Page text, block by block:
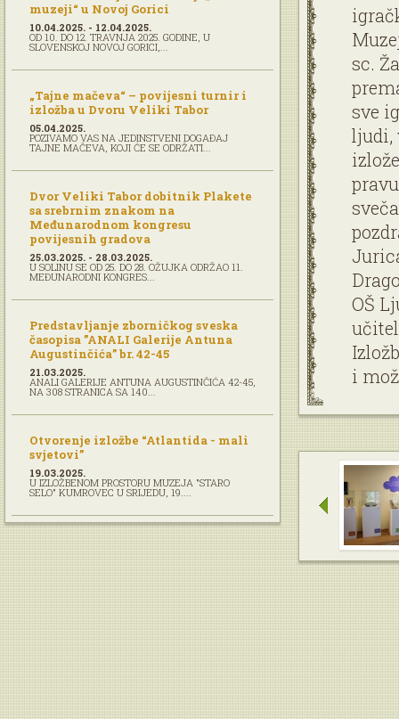
muzeji“ u Novoj Gorici
10.04.2025. - 12.04.2025.
OD 10. DO 12. TRAVNJA 2025. GODINE, U
SLOVENSKOJ NOVOJ GORICI,...
„Tajne mačeva“ – povijesni turnir i
izložba u Dvoru Veliki Tabor
05.04.2025.
POZIVAMO VAS NA JEDINSTVENI DOGAĐAJ
TAJNE MAČEVA, KOJI ĆE SE ODRŽATI...
Dvor Veliki Tabor dobitnik Plakete
sa srebrnim znakom na
Međunarodnom kongresu
povijesnih gradova
25.03.2025. - 28.03.2025.
U SOLINU SE OD 25. DO 28. OŽUJKA ODRŽAO 11.
MEĐUNARODNI KONGRES...
Predstavljanje zborničkog sveska
časopisa ”ANALI Galerije Antuna
Augustinčića” br. 42-45
21.03.2025.
ANALI GALERIJE ANTUNA AUGUSTINČIĆA 42-45,
NA 308 STRANICA SA 140...
Otvorenje izložbe “Atlantida - mali
svjetovi”
19.03.2025.
U IZLOŽBENOM PROSTORU MUZEJA "STARO
SELO" KUMROVEC U SRIJEDU, 19....
sc.
sve
ljudi,
OŠ
i